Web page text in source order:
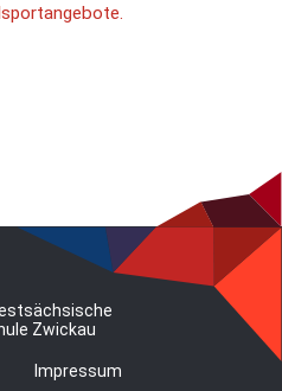
Impressum